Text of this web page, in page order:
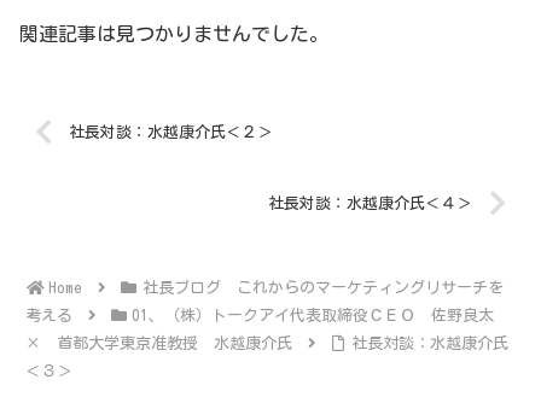
関連記事は見つかりませんでした。
社長対談：水越康介氏＜２＞
社長対談：水越康介氏＜４＞
社長ブログ これからのマーケティングリサーチを
考える
01、（株）トークアイ代表取締役ＣＥＯ 佐野良太
× 首都大学東京准教授 水越康介氏
社長対談：水越康介氏
＜３＞